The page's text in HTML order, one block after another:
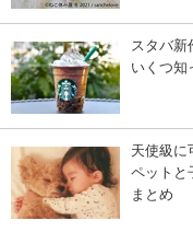
スタバ新
いくつ
天使級に
ペットと
まとめ